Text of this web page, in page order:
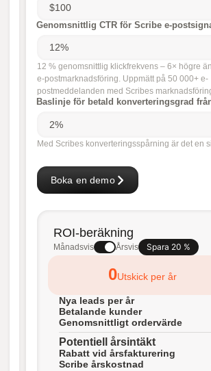
Genomsnittlig CTR för Scribe e-
12 % genomsnittlig klickfrekvens – 6× högre
e-postmarknadsföring. Uppmätt på 50 000+ e-
postmeddelanden med Scribes
Baslinje för betald konverteringsgrad
Med Scribes konverteringsspårning är det en
ROI-beräkning
Månadsvis Årsvis Spara 20 %
0Utskick per år
Nya leads per år
Betalande kunder
Genomsnittligt ordervärde
Potentiell årsintäkt
Rabatt vid årsfakturering
Scribe årskostnad
Boka en demo